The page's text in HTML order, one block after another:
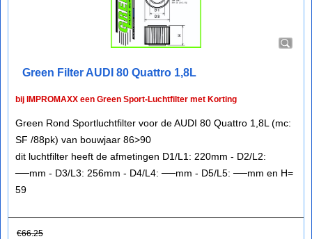
Green Filter AUDI 80 Quattro 1,8L
bij IMPROMAXX een Green Sport-Luchtfilter met Korting
Green Rond Sportluchtfilter voor de AUDI 80 Quattro 1,8L (mc:
SF /88pk) van bouwjaar 86>90
dit luchtfilter heeft de afmetingen D1/L1: 220mm - D2/L2:
──mm - D3/L3: 256mm - D4/L4: ──mm - D5/L5: ──mm en H=
59
€66.25